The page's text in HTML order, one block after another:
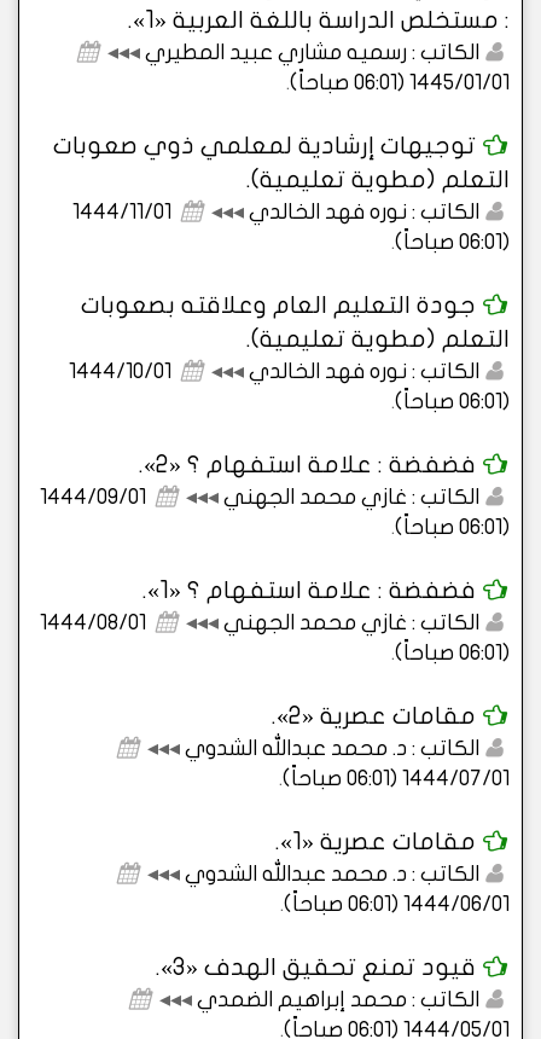
: مستخلص الدراسة باللغة العربية «1».
الكاتب : رسميه مشاري عبيد المطيري ◂◂◂
1445/01/01 (06:01 صباحاً)
.
توجيهات إرشادية لمعلمي ذوي صعوبات
التعلم (مطوية تعليمية).
الكاتب : نوره فهد الخالدي ◂◂◂
1444/11/01
(06:01 صباحاً)
.
جودة التعليم العام وعلاقته بصعوبات
التعلم (مطوية تعليمية).
الكاتب : نوره فهد الخالدي ◂◂◂
1444/10/01
(06:01 صباحاً)
.
فضفضة : علامة استفهام ؟ «2».
الكاتب : غازي محمد الجهني ◂◂◂
1444/09/01
(06:01 صباحاً)
.
فضفضة : علامة استفهام ؟ «1».
الكاتب : غازي محمد الجهني ◂◂◂
1444/08/01
(06:01 صباحاً)
.
مقامات عصرية «2».
الكاتب : د. محمد عبدالله الشدوي ◂◂◂
1444/07/01 (06:01 صباحاً)
.
مقامات عصرية «1».
الكاتب : د. محمد عبدالله الشدوي ◂◂◂
1444/06/01 (06:01 صباحاً)
.
قيود تمنع تحقيق الهدف «3».
الكاتب : محمد إبراهيم الضمدي ◂◂◂
1444/05/01 (06:01 صباحاً)
.